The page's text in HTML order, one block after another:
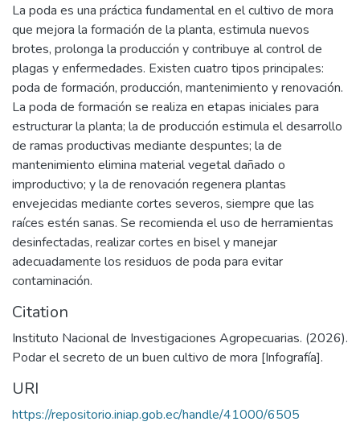
La poda es una práctica fundamental en el cultivo de mora
que mejora la formación de la planta, estimula nuevos
brotes, prolonga la producción y contribuye al control de
plagas y enfermedades. Existen cuatro tipos principales:
poda de formación, producción, mantenimiento y renovación.
La poda de formación se realiza en etapas iniciales para
estructurar la planta; la de producción estimula el desarrollo
de ramas productivas mediante despuntes; la de
mantenimiento elimina material vegetal dañado o
improductivo; y la de renovación regenera plantas
envejecidas mediante cortes severos, siempre que las
raíces estén sanas. Se recomienda el uso de herramientas
desinfectadas, realizar cortes en bisel y manejar
adecuadamente los residuos de poda para evitar
contaminación.
Citation
Instituto Nacional de Investigaciones Agropecuarias. (2026).
Podar el secreto de un buen cultivo de mora [Infografía].
URI
https://repositorio.iniap.gob.ec/handle/41000/6505